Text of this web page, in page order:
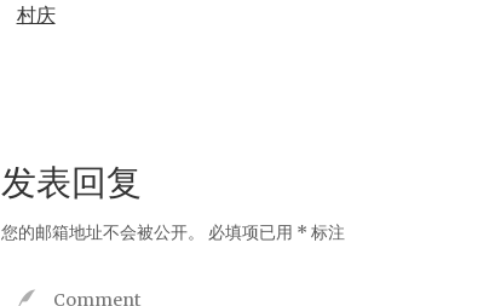
村庆
发表回复
您的邮箱地址不会被公开。 必填项已用 * 标注